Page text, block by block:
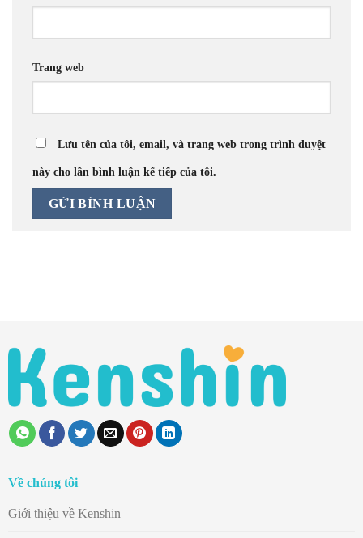
Trang web
Lưu tên của tôi, email, và trang web trong trình duyệt
này cho lần bình luận kế tiếp của tôi.
Về chúng tôi
Giới thiệu về Kenshin